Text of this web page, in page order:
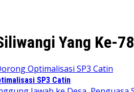
Yang Ke-78
SP3 Catin